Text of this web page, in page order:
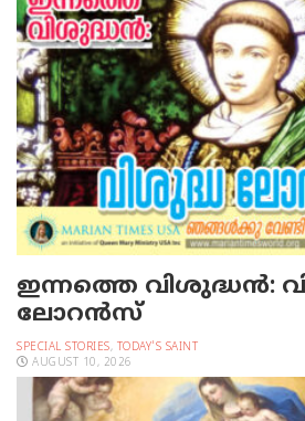
ഇന്നത്തെ വിശുദ്ധന്‍:
ലോറന്‍സ്‌
SPECIAL STORIES, TODAY'S SAINT
AUGUST 10, 2026